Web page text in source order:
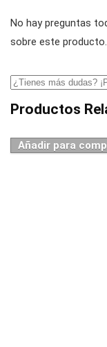
No hay preguntas
sobre este producto.
Productos
Añadir para